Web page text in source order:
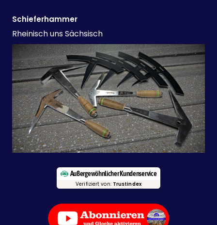
Schieferhammer
Rheinisch uns Sächsisch
Außergewöhnlicher Kundenservice
Verifiziert von: Trustindex